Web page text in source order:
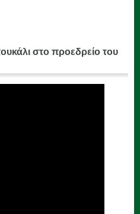
στο προεδρείο του